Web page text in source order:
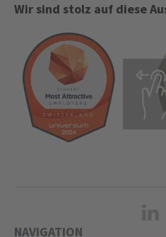
Wir sind stolz auf diese
NAVIGATION